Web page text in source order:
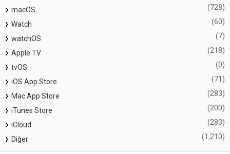
macOS (728)
Watch (60)
watchOS (7)
Apple TV (218)
tvOS (0)
iOS App Store (71)
Mac App Store (283)
iTunes Store (200)
iCloud (283)
Diğer (1,210)